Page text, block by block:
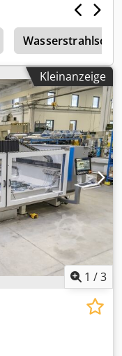
Kleinanzeige
1 /3